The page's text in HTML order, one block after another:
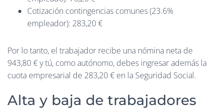
Cotización contingencias comunes (23.6%
empleador): 283,20 €
Por lo tanto, el trabajador recibe una nómina neta de
943,80 € y tú, como autónomo, debes ingresar además la
cuota empresarial de 283,20 € en la Seguridad Social.
Alta y baja de trabajadores